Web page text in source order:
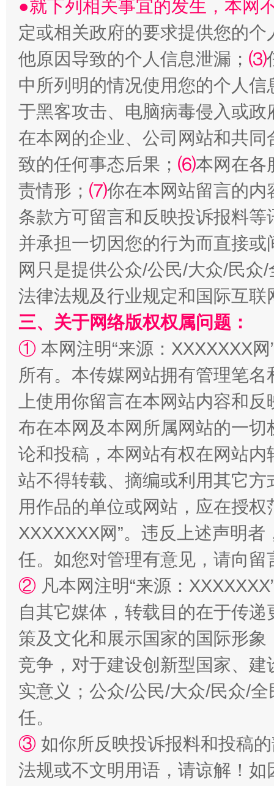
受贿1.44亿！段成刚被判无期 从幼
阿坝州三大球赛在茂县开幕 规模
国家大学科技园优化重塑工作
扯下公款旅游的“隐身衣” 如何以
●就下列相关事宜的发生，本网
定或相关政府的要求提供您的个
他原因导致的个人信息泄漏； ⑶
中所列明的情况使用您的个人
于黑客攻击、电脑病毒侵入或
在本网的企业、公司网站和共
致的任何事态后果； ⑹本网在各
责情形； ⑺你在本网站留言的内
条款方可留言和反映投诉报料
并承担一切因您的行为而直接
网只是提供公众/公民/大众/民
法律法规及行业规定和国际互
三、关于网络版权权属问题：
① 本网注明“来源：XXXXXXX
所有。本传媒网站拥有管理笔
上使用你留言在本网站内容和
布在本网及本网所属网站的一
论和投稿，本网站有权在网站
站不得转载、摘编或利用其它
用作品的单位或网站，应在授
XXXXXXX网”。违反上述声明
任。如您对管理有意见，请向
② 凡本网注明“来源：
自其它媒体，转载目的在于传
策及文化和展示国家的国际形
竞争，对于建设创新型国家、
实意义；公众/公民/大众/民众/
任。
③ 如你所反映投诉报料和投稿
法规或不文明用语，请谅解！